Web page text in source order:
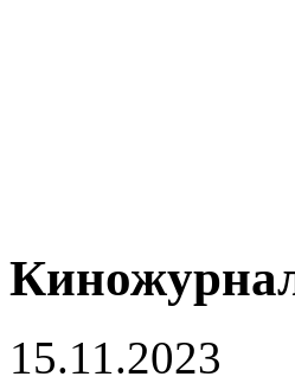
15.11.2023